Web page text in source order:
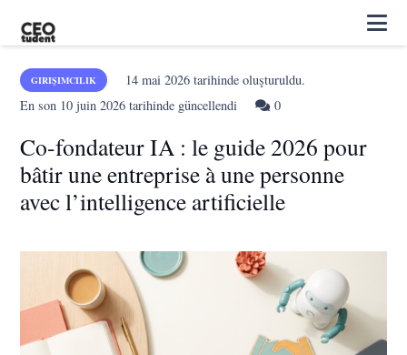
GIRIŞIMCILIK 14 mai 2026tarihinde oluşturuldu.
En son 10 juin 2026 tarihinde güncellendi 0
Co-fondateur IA : le guide 2026 pour
bâtir une entreprise à une personne
avec l’intelligence artificielle